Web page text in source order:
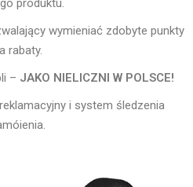
produktu.
wymieniać zdobyte punkty
rabaty.
– JAKO NIELICZNI W POLSCE!
i system śledzenia